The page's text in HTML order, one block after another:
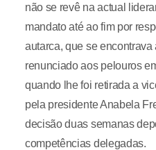
não se revê na actual
mandato até ao fim por
autarca, que se
renunciado aos pelouros
quando lhe foi retirada a
pela presidente Anabela
decisão duas semanas
competências delegadas.